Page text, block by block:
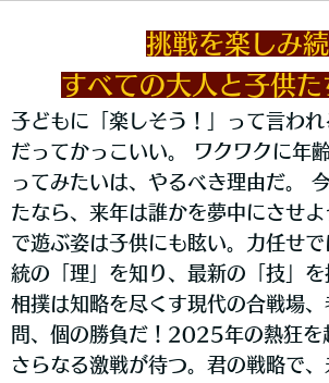
挑戦を楽しみ
すべての大人と子供た
子どもに「楽しそう！」って言わ
だってかっこいい。 ワクワクに年
ってみたいは、やるべき理由だ。
たなら、来年は誰かを夢中にさせ
で遊ぶ姿は子供にも眩い。力任せ
統の「理」を知り、最新の「技」
相撲は知略を尽くす現代の合戦場
問、個の勝負だ！ 2025年の熱狂
さらなる激戦が待つ。君の戦略で